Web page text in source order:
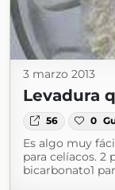
3 marzo 2013
Levadura
56 0
Es algo muy
para celíacos. 2
bicarbonato1